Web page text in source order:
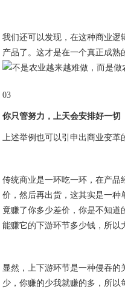
我们还可以发现，在这种商业逻
产品了。这才是在一个真正成熟
03
你只管努力，上天会安排好一切
上述举例也可以引申出商业变革
传统商业是一环吃一环，在产品
价，然后再出货，这其实是一种
竟赚了你多少差价，你是不知
能赚它的下游环节多少钱，所以
显然，上下游环节是一种侵吞的
少，你赚的少我就赚的多，所以